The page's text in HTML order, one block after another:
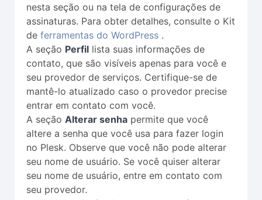
nesta seção ou na tela de configurações de
assinaturas. Para obter detalhes, consulte o Kit
de ferramentas do WordPress .
A seção Perfil lista suas informações de
contato, que são visíveis apenas para você e
seu provedor de serviços. Certifique-se de
mantê-lo atualizado caso o provedor precise
entrar em contato com você.
A seção Alterar senha permite que você
altere a senha que você usa para fazer login
no Plesk. Observe que você não pode alterar
seu nome de usuário. Se você quiser alterar
seu nome de usuário, entre em contato com
seu provedor.